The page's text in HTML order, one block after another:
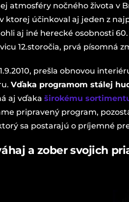
atmosféry nočného života v
ktorej účinkoval aj jeden z
aj iné herecké osobnosti
12.storočia, prvá písomná
prešla obnovou
Vďaka programom stálej
aj vďaka širokému
pripravený program,
sa postarajú o príjemné
a zober svojich